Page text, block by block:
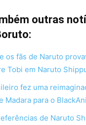
outras
os fãs de Naruto
Tobi em Naruto
fez uma
Madara para o
de Naruto